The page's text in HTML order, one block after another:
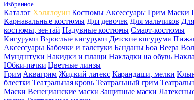
Избранное
Каталог Хэлллоуин Костюмы Аксессуары Грим Маски
Карнавальные костюмы Для девочек Для мальчиков
костюмы, зентай Надувные костюмы Смарт-костюмы
Кигуруми Взрослые кигуруми Детские кигуруми
Аксессуары Бабочки и галстуки Банданы Боа Веера
Мундштуки Накидки и плащи Накладки на обувь
Юбки-пачки Цветные линзы
Грим Аквагрим Жидкий латекс Карандаши, мелки
блестки Театральная кровь Театральный грим
Маски Венецианские маски Защитные маски